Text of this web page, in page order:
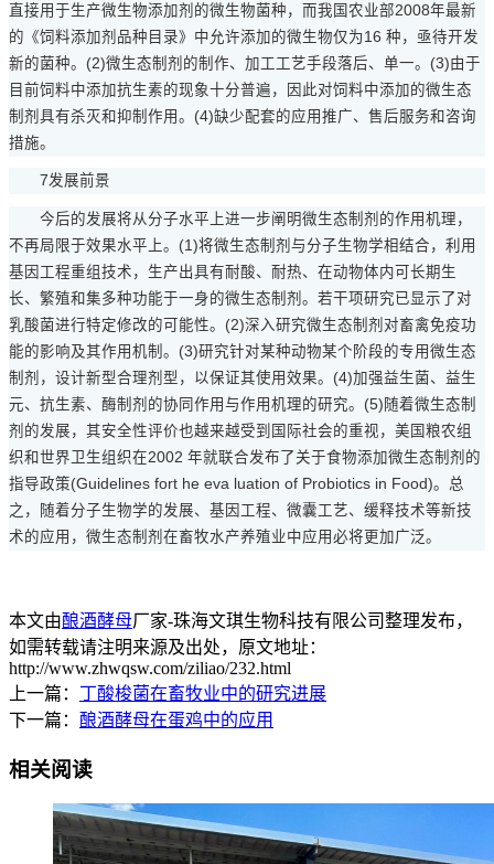
直接用于生产微生物添加剂的微生物菌种，而我国农业部2008年最新
的《饲料添加剂品种目录》中允许添加的微生物仅为16 种，亟待开发
新的菌种。(2)微生态制剂的制作、加工工艺手段落后、单一。(3)由于
目前饲料中添加抗生素的现象十分普遍，因此对饲料中添加的微生态
制剂具有杀灭和抑制作用。(4)缺少配套的应用推广、售后服务和咨询
措施。
7发展前景
今后的发展将从分子水平上进一步阐明微生态制剂的作用机理，
不再局限于效果水平上。(1)将微生态制剂与分子生物学相结合，利用
基因工程重组技术，生产出具有耐酸、耐热、在动物体内可长期生
长、繁殖和集多种功能于一身的微生态制剂。若干项研究已显示了对
乳酸菌进行特定修改的可能性。(2)深入研究微生态制剂对畜禽免疫功
能的影响及其作用机制。(3)研究针对某种动物某个阶段的专用微生态
制剂，设计新型合理剂型，以保证其使用效果。(4)加强益生菌、益生
元、抗生素、酶制剂的协同作用与作用机理的研究。(5)随着微生态制
剂的发展，其安全性评价也越来越受到国际社会的重视，美国粮农组
织和世界卫生组织在2002 年就联合发布了关于食物添加微生态制剂的
指导政策(Guidelines fort he eva luation of Probiotics in Food)。总
之，随着分子生物学的发展、基因工程、微囊工艺、缓释技术等新技
术的应用，微生态制剂在畜牧水产养殖业中应用必将更加广泛。
本文由酿酒酵母厂家-珠海文琪生物科技有限公司整理发布，
如需转载请注明来源及出处，原文地址：
http://www.zhwqsw.com/ziliao/232.html
上一篇： 丁酸梭菌在畜牧业中的研究进展
下一篇： 酿酒酵母在蛋鸡中的应用
相关阅读